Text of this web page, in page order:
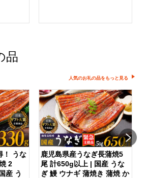
品
人気のお礼の品をもっと見る
！ うな
2
産 う
鹿児島県産うなぎ長蒲焼5
尾 計650g以上 | 国産 うな
ぎ 鰻 ウナギ 蒲焼き 蒲焼 か